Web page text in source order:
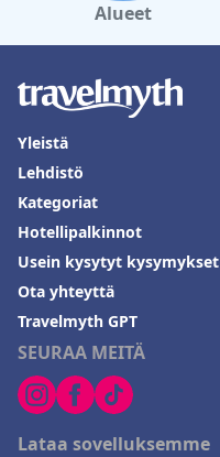
Alueet
SEURAA MEITÄ
Lataa sovelluksemme
Yleistä
Lehdistö
Kategoriat
Hotellipalkinnot
Usein kysytyt kysymykset
Ota yhteyttä
Travelmyth GPT